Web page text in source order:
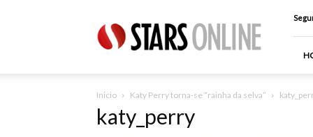
Online
Inicio Katy Perry torna-se “rainha da selva”
katy_perry